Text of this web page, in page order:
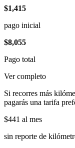
$1,415
pago inicial
$8,055
Pago total
Ver completo
Si recorres más
pagarás una tarifa
$441 al mes
sin reporte de